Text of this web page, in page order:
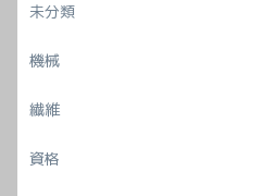
未分類
機械
繊維
資格